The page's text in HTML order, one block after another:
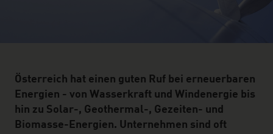
Österreich hat einen guten Ruf bei erneuerbaren
Energien - von Wasserkraft und Windenergie bis
hin zu Solar-, Geothermal-, Gezeiten- und
Biomasse-Energien. Unternehmen sind oft